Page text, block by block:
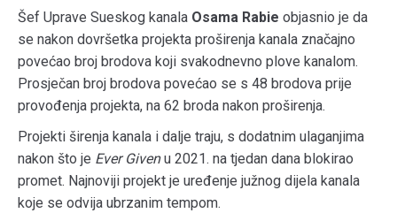
Šef Uprave Sueskog kanala Osama Rabie objasnio je da
se nakon dovršetka projekta proširenja kanala značajno
povećao broj brodova koji svakodnevno plove kanalom.
Prosječan broj brodova povećao se s 48 brodova prije
provođenja projekta, na 62 broda nakon proširenja.
Projekti širenja kanala i dalje traju, s dodatnim ulaganjima
nakon što je Ever Givenu 2021. na tjedan dana blokirao
promet. Najnoviji projekt je uređenje južnog dijela kanala
koje se odvija ubrzanim tempom.